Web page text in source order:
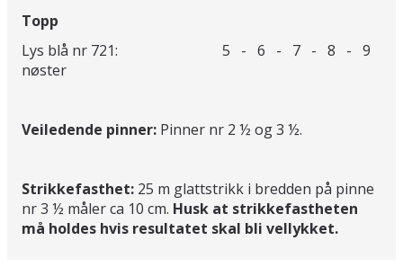
Topp
Lys blå nr 721: 5 - 6 - 7 - 8 - 9
nøster
Veiledende pinner: Pinner nr 2 ½ og 3 ½.
Strikkefasthet: 25 m glattstrikk i bredden på pinne
nr 3 ½ måler ca 10 cm. Husk at strikkefastheten
må holdes hvis resultatet skal bli vellykket.